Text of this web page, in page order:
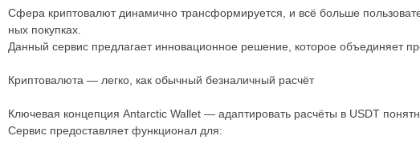
Сфера криптовалют динамично трансформируется, и всё больше
ных покупках.
Данный сервис предлагает инновационное решение, которое объединяет
Криптовалюта — легко, как обычный безналичный расчёт
Ключевая концепция Antarctic Wallet — адаптировать расчёты в USDT
Сервис предоставляет функционал для: